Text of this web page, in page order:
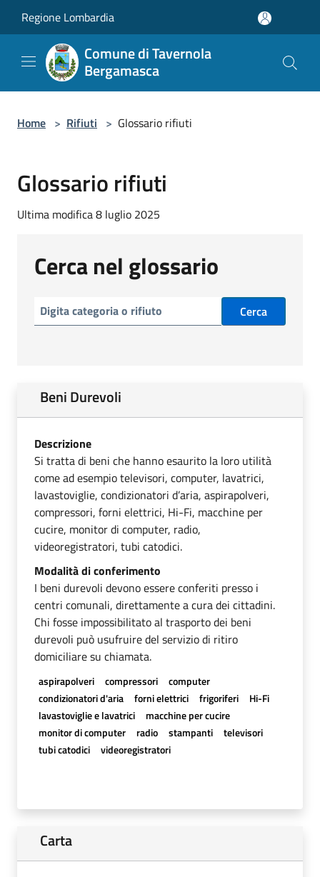
Regione Lombardia
Comune di Tavernola
Bergamasca
Home > Rifiuti > Glossario rifiuti
Glossario rifiuti
Ultima modifica 8 luglio 2025
Cerca nel glossario
Cerca
Beni Durevoli
Descrizione
Si tratta di beni che hanno esaurito la loro utilità
come ad esempio televisori, computer, lavatrici,
lavastoviglie, condizionatori d’aria, aspirapolveri,
compressori, forni elettrici, Hi-Fi, macchine per
cucire, monitor di computer, radio,
videoregistratori, tubi catodici.
Modalità di conferimento
I beni durevoli devono essere conferiti presso i
centri comunali, direttamente a cura dei cittadini.
Chi fosse impossibilitato al trasporto dei beni
durevoli può usufruire del servizio di ritiro
domiciliare su chiamata.
aspirapolveri compressori
computer
condizionatori d'aria
forni elettrici frigoriferi
Hi-Fi
lavastoviglie e lavatrici
macchine per cucire
monitor di computer
radio stampanti
televisori
tubi catodici
videoregistratori
Carta